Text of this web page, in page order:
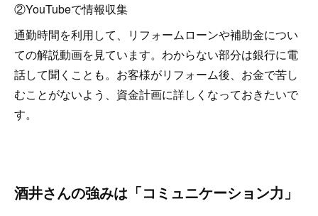
②YouTubeで情報収集
通勤時間を利用して、リフォームローンや補助金につい
ての解説動画を見ています。わからない部分は銀行に電
話して聞くことも。お客様がリフォーム後、お金で苦し
むことがないよう、資金計画に詳しくなっておきたいで
す。
酒井さんの強みは「コミュニケーション力」